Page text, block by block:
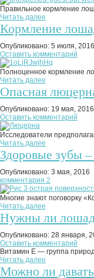
Правильное кормление
Читать далее
Кормление
Опубликовано: 5 июля, 2016
Оставить комментарий
Полноценное кормление
Читать далее
Опасная
Опубликовано: 19 мая, 2016
Оставить комментарий
Исследователи
Читать далее
Здоровые зубы
Опубликовано: 3 мая, 2016
комментария 2
Многие знают поговорку
Читать далее
Нужны ли
Опубликовано: 28 января,
Оставить комментарий
Витамин Е — группа
Читать далее
Можно ли